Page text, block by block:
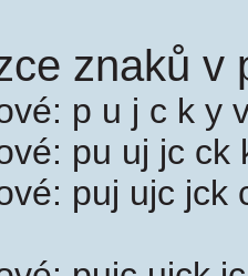
znaků v
p u j c k y
pu uj jc ck
puj ujc jck